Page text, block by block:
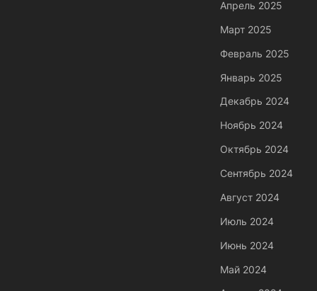
Апрель 2025
Март 2025
Февраль 2025
Январь 2025
Декабрь 2024
Ноябрь 2024
Октябрь 2024
Сентябрь 2024
Август 2024
Июль 2024
Июнь 2024
Май 2024